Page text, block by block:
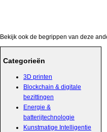
Bekijk ook de begrippen van deze
Categorieën
3D printen
Blockchain & digitale
bezittingen
Energie &
batterijtechnologie
Kunstmatige Intelligentie